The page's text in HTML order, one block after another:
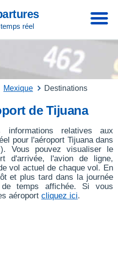
réel
Mexique Destinations
de Tijuana
informations relatives aux
pour l'aéroport Tijuana dans
Vous pouvez visualiser le
d'arrivée, l'avion de ligne,
vol actuel de chaque vol. En
et plus tard dans la journée
temps affichée. Si vous
aéroport cliquez ici.